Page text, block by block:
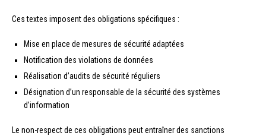
Ces textes imposent des obligations spécifiques :
Mise en place de mesures de sécurité adaptées
Notification des violations de données
Réalisation d’audits de sécurité réguliers
Désignation d’un responsable de la sécurité des systèmes
d’information
Le non-respect de ces obligations peut entraîner des sanctions